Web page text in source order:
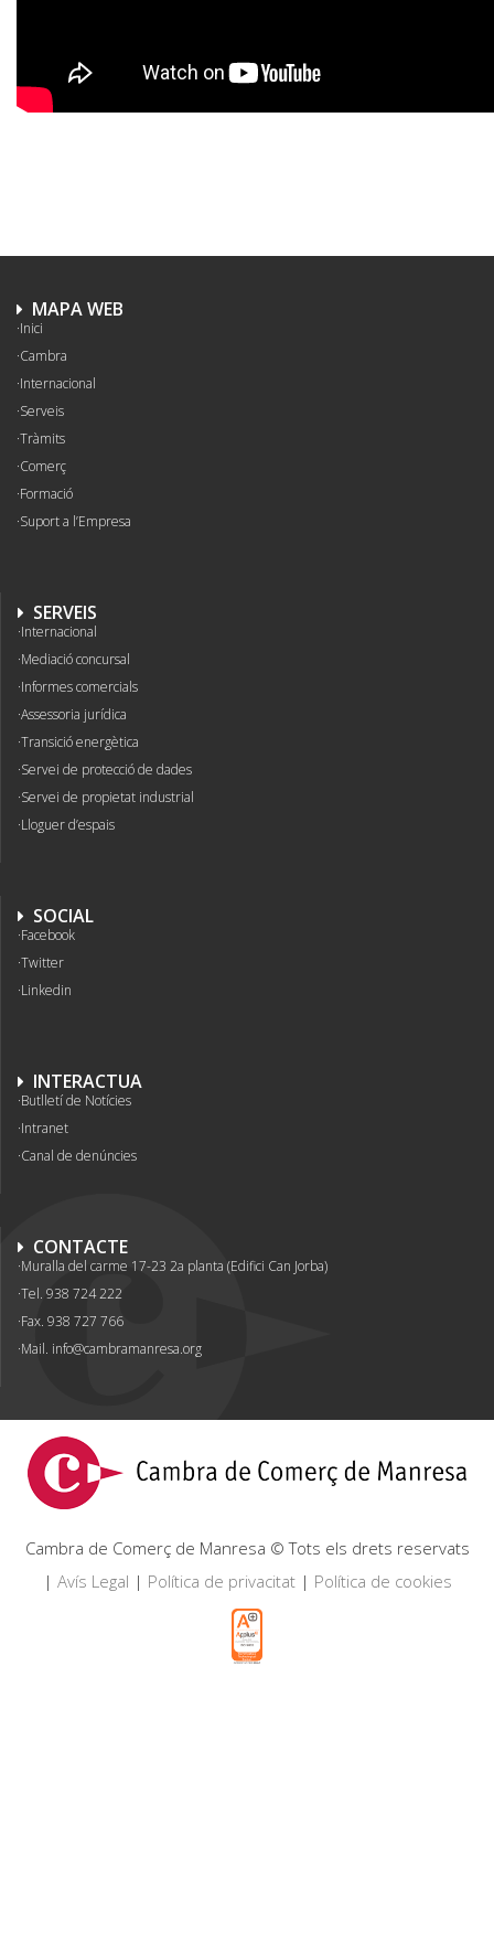
MAPA WEB
Inici
Cambra
Internacional
Serveis
Tràmits
Comerç
Formació
Suport a l’Empresa
SERVEIS
Internacional
Mediació concursal
Informes comercials
Assessoria jurídica
Transició energètica
Servei de protecció de dades
Servei de propietat industrial
Lloguer d’espais
SOCIAL
Facebook
Twitter
Linkedin
INTERACTUA
Butlletí de Notícies
Intranet
Canal de denúncies
CONTACTE
Muralla del carme 17-23 2a planta (Edifici Can Jorba)
Tel. 938 724 222
Fax. 938 727 766
Mail. info@cambramanresa.org
Cambra de Comerç de Manresa © Tots els drets reservats
| Avís Legal | Política de privacitat| Política de cookies